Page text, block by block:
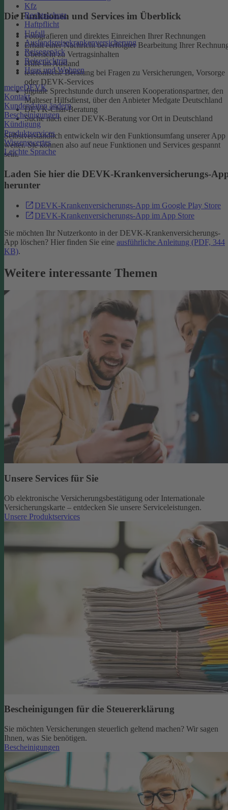
Kfz
Rechtsschutz
Haftpflicht
Unfall
Auslandsreisekrankenversicherung
Reisegepäck
Reiserücktritt
Haus und Wohnen
meineDEVK
Kontakt
Kundendaten ändern
Bescheinigungen
Kündigung
Produktservices
Wissenswertes
Leichte Sprache
Die Funktionen und Services im Überblick
Fotografieren und direktes Einreichen Ihrer Rechnungen
Erhalt einer Nachricht bei erfolgter Bearbeitung Ihrer
Übersicht zu Vertragsinhalten
Hilfe im Ausland
telefonische Beratung bei Fragen zu Versicherungen, Vorsorge
oder DEVK-Services
digitale Sprechstunde durch unseren Kooperationspartner, den
Malteser Hilfsdienst, über den Anbieter Medgate Deutschland
DEVK-Chat-Beratung
Suche nach einer DEVK-Beratung vor Ort in Deutschland
Selbstverständlich entwickeln wir den Funktionsumfang unserer App
weiter. Sie können also auf neue Funktionen und Services gespannt
sein.
Laden Sie hier die DEVK-Krankenversicherungs-
herunter
DEVK-Krankenversicherungs-App im Google Play Store
DEVK-Krankenversicherungs-App im App Store
Sie möchten Ihr Nutzerkonto in der DEVK-Krankenversicherungs-
App löschen? Hier finden Sie eine ausführliche Anleitung (PDF, 344
KB).
Weitere interessante Themen
Unsere Services für Sie
Ob elektronische Versicherungsbestätigung oder Internationale
Versicherungskarte – entdecken Sie unsere Serviceleistungen.
Unsere Produktservices
Bescheinigungen für die Steuererklärung
Sie möchten Versicherungen steuerlich geltend machen? Wir sagen
Ihnen, was Sie benötigen.
Bescheinigungen